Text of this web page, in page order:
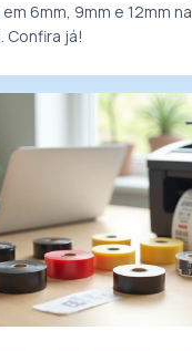
6mm, 9mm e 12mm na
Confira já!